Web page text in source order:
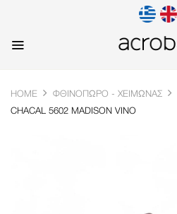
HOME ΦΘΙΝΌΠΩΡΟ - ΧΕΙΜΏΝΑΣ
CHACAL 5602 MADISON VINO